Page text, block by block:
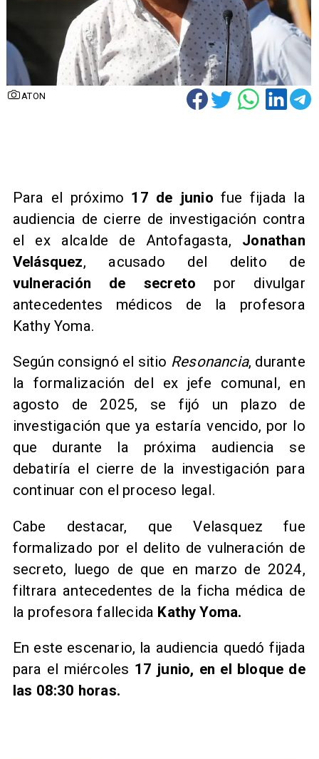
ATON
Para el próximo 17 de junio fue fijada la
audiencia de cierre de investigación contra
el ex alcalde de Antofagasta, Jonathan
Velásquez, acusado del delito de
vulneración de secreto por divulgar
antecedentes médicos de la profesora
Kathy Yoma.
Según consignó el sitio Resonancia, durante
la formalización del ex jefe comunal, en
agosto de 2025, se fijó un plazo de
investigación que ya estaría vencido, por lo
que durante la próxima audiencia se
debatiría el cierre de la investigación para
continuar con el proceso legal.
Cabe destacar, que Velasquez fue
formalizado por el delito de vulneración de
secreto, luego de que en marzo de 2024,
filtrara antecedentes de la ficha médica de
la profesora fallecida Kathy Yoma.
En este escenario, la audiencia quedó fijada
para el miércoles 17 junio, en el bloque de
las 08:30 horas.